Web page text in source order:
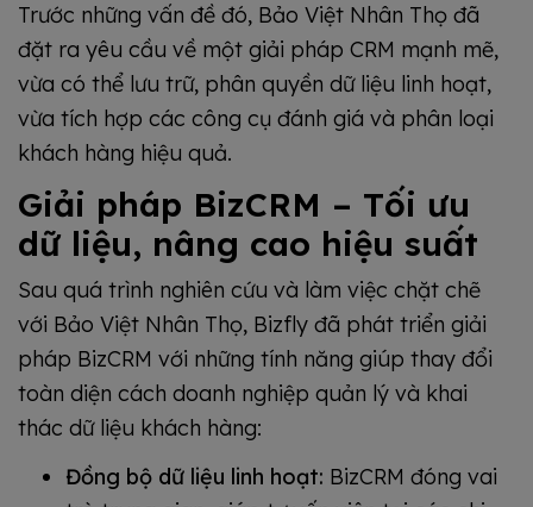
Trước những vấn đề đó, Bảo Việt Nhân Thọ đã
đặt ra yêu cầu về một giải pháp CRM mạnh mẽ,
vừa có thể lưu trữ, phân quyền dữ liệu linh hoạt,
vừa tích hợp các công cụ đánh giá và phân loại
khách hàng hiệu quả.
Giải pháp BizCRM – Tối ưu
dữ liệu, nâng cao hiệu suất
Sau quá trình nghiên cứu và làm việc chặt chẽ
với Bảo Việt Nhân Thọ, Bizfly đã phát triển giải
pháp BizCRM với những tính năng giúp thay đổi
toàn diện cách doanh nghiệp quản lý và khai
thác dữ liệu khách hàng:
Đồng bộ dữ liệu linh hoạt: BizCRM đóng vai